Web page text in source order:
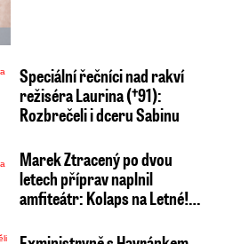
Speciální řečníci nad rakví
režiséra Laurina (†91):
Rozbrečeli i dceru Sabinu
Marek Ztracený po dvou
letech příprav naplnil
amfiteátr: Kolaps na Letné!…